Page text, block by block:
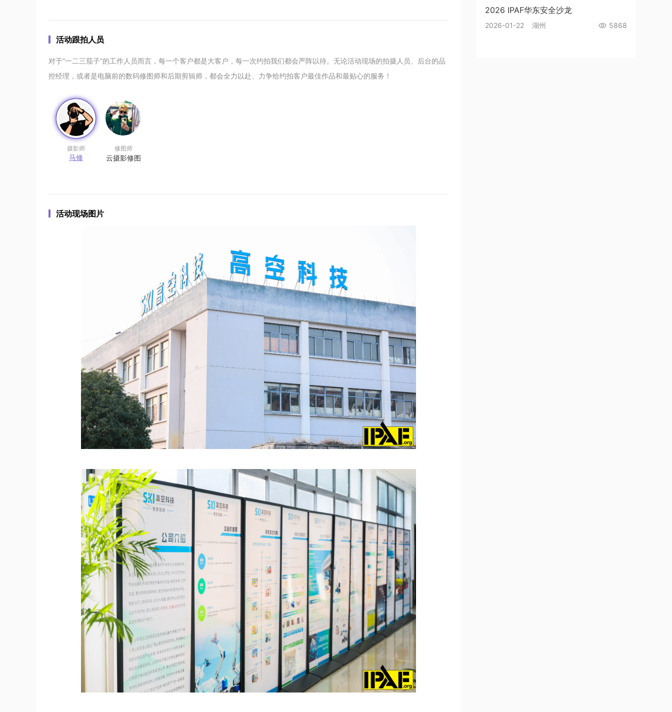
活动跟拍人员
对于“一二三茄子”的工作人员而言，每一个客户都是大客户，每一次约拍我们都会严阵以待。无论活动现场的拍摄人员、后台的品
控经理，或者是电脑前的数码修图师和后期剪辑师，都会全力以赴、力争给约拍客户最佳作品和最贴心的服务！
摄影师
马修
修图师
云摄影修图
活动现场图片
2026 IPAF华东安全沙龙
2026-01-22 湖州 5868